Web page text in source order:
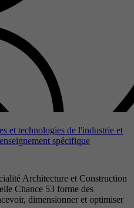
et technologies de l'industrie et
spécifique
Architecture et Construction
Chance 53 forme des
dimensionner et optimiser